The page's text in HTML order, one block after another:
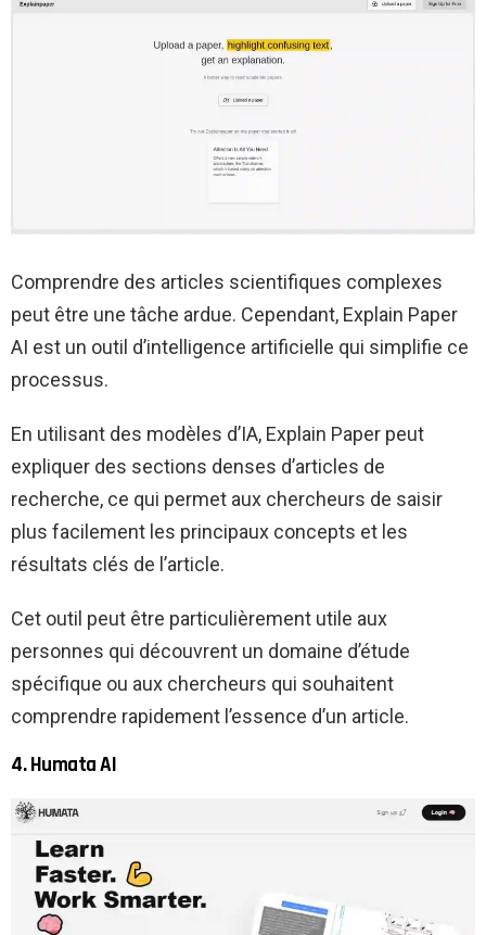
Comprendre des articles scientifiques complexes
peut être une tâche ardue. Cependant, Explain Paper
AI est un outil d’intelligence artificielle qui simplifie ce
processus.
En utilisant des modèles d’IA, Explain Paper peut
expliquer des sections denses d’articles de
recherche, ce qui permet aux chercheurs de saisir
plus facilement les principaux concepts et les
résultats clés de l’article.
Cet outil peut être particulièrement utile aux
personnes qui découvrent un domaine d’étude
spécifique ou aux chercheurs qui souhaitent
comprendre rapidement l’essence d’un article.
4. Humata AI